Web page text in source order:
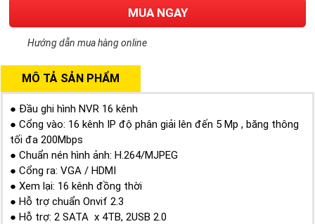
MUA NGAY
Hướng dẫn mua hàng online
MÔ TẢ SẢN PHẨM
● Đầu ghi hình NVR 16 kênh
● Cổng vào: 16 kênh IP độ phân giải lên đến 5 Mp , băng thông
tối đa 200Mbps
● Chuẩn nén hình ảnh: H.264/MJPEG
● Cổng ra: VGA / HDMI
● Xem lại: 16 kênh đồng thời
● Hỗ trợ chuẩn Onvif 2.3
● Hỗ trợ: 2 SATA x 4TB, 2USB 2.0